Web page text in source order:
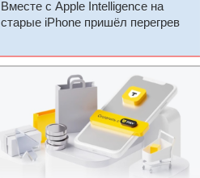
Вместе с Apple Intelligence на
старые iPhone пришёл перегрев